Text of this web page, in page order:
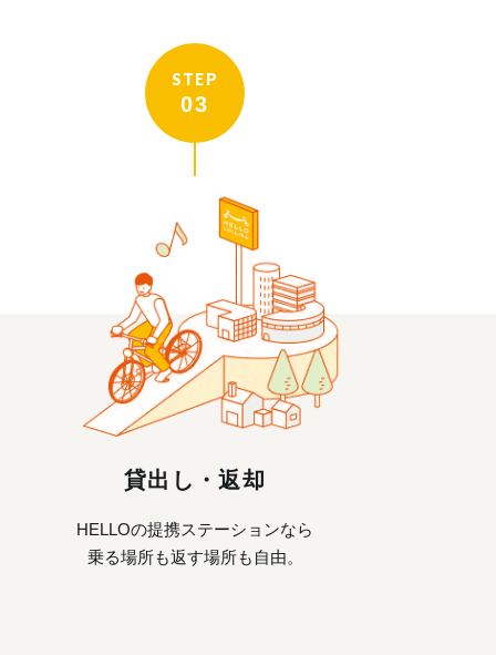
STEP
03
貸出し・返却
HELLOの提携ステーションなら
乗る場所も返す場所も自由。